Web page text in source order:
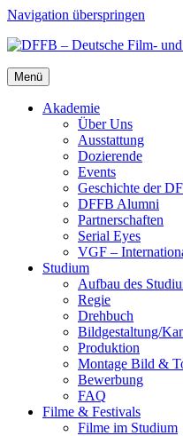
Navigation überspringen
Menü
Aka­de­mie
Über Uns
Aus­stat­tung
Dozie­ren­de
Events
Geschich­te der
DFFB Alum­ni
Part­ner­schaf­ten
Seri­al Eyes
VGF –
Stu­di­um
Auf­bau des
Regie
Dreh­buch
Bildgestaltung/​​
Pro­duk­ti­on
Mon­ta­ge Bild &
Bewer­bung
FAQ
Fil­me & Fes­ti­vals
Fil­me im Stu­di­um